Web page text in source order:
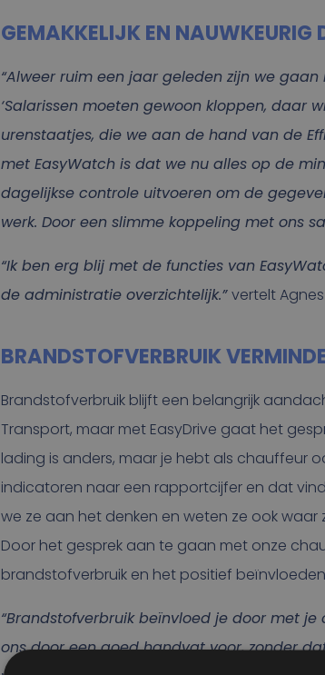
GEMAKKELIJK EN
“Alweer ruim een jaar geleden zijn we
‘Salarissen moeten gewoon kloppen, daar
urenstaatjes, die we aan de hand van de
met EasyWatch is dat we nu alles op de
dagelijkse controle uitvoeren om de
werk. Door een slimme koppeling met ons
“Ik ben erg blij met de functies van
de administratie overzichtelijk.”vertelt
BRANDSTOFVERBRUIK
Brandstofverbruik blijft een belangrijk
Transport, maar met EasyDrive gaat het
lading is anders, maar je hebt als chauffeur
indicatoren naar een rapportcijfer en dat
we ze aan het denken en weten ze ook
Door het gesprek aan te gaan met onze
brandstofverbruik en het positief
“Brandstofverbruik beïnvloed je door met
ons door een goed handvat voor, zonder